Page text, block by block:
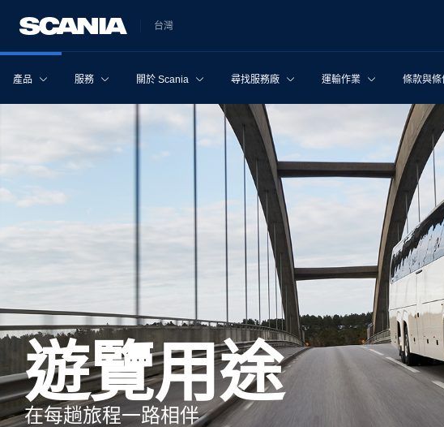
台灣
產品 服務 關於 Scania 尋找服務廠 運輸作業 條款與條
遊覽用途
在每趟旅程一路相伴